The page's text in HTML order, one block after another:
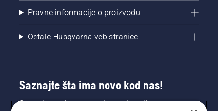
Pravne informacije o proizvodu
Ostale Husqvarna veb stranice
Saznajte šta ima novo kod nas!
Saznajte prvi sve o novim proizvodima,